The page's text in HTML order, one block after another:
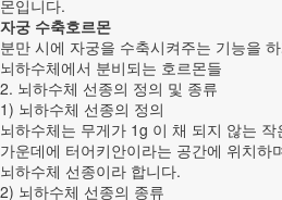
몬입니다.
자궁 수축호르몬
분만 시에 자궁을 수축시켜주는 기능을
뇌하수체에서 분비되는 호르몬들
2. 뇌하수체 선종의 정의 및 종류
1) 뇌하수체 선종의 정의
뇌하수체는 무게가 1g 이 채 되지 않는
가운데에 터어키안이라는 공간에 위치하
뇌하수체 선종이라 합니다.
2) 뇌하수체 선종의 종류